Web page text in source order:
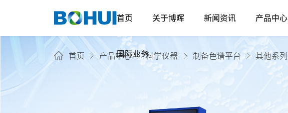
首页 关于博晖 新闻资讯 产品中心
国际业务
首页 产品中心 科学仪器 制备色谱平台 其他系列